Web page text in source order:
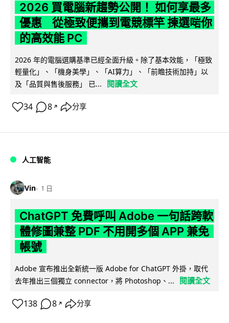
2026 買電腦新趨勢公開！ 如何享最多
優惠 從極致便攜到電競標竿 揀選啱你
的高效能 PC
2026 年的電腦選購基準已經全面升級。除了基本效能，「極致
輕量化」、「機身美學」、「AI算力」、「前瞻技術加持」以
及「品質與售後服務」 已...
閱讀全文
34 8 ↗ 分享
人工智能
Vin 1 日
ChatGPT 免費呼叫 Adobe 一句話跨軟
體修圖兼整 PDF 不用開多個 APP 兼免
帳號
Adobe 宣布推出全新統一版 Adobe for ChatGPT 外掛，取代
去年推出三個獨立 connector，將 Photoshop、...
閱讀全文
138 8 ↗ 分享